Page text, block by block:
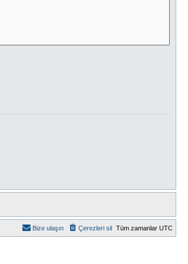
Tüm zamanlar UTC
Çerezleri sil
Bize ulaşın